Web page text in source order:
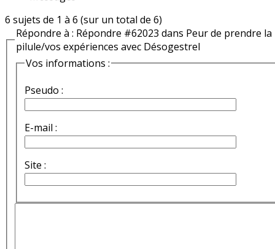
6 sujets de 1 à 6 (sur un total de 6)
Répondre à : Répondre #62023 dans Peur de prendre la
pilule/vos expériences avec Désogestrel
Vos informations :
Pseudo :
E-mail :
Site :